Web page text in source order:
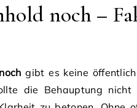
noch –
gibt es keine
die Behauptung nicht